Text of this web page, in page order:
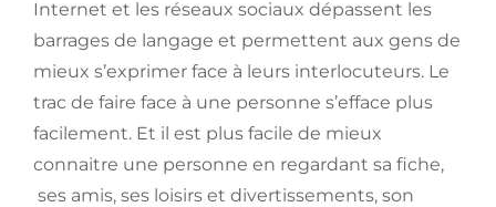
Internet et les réseaux sociaux dépassent les
barrages de langage et permettent aux gens de
mieux s’exprimer face à leurs interlocuteurs. Le
trac de faire face à une personne s’efface plus
facilement. Et il est plus facile de mieux
connaitre une personne en regardant sa fiche,
ses amis, ses loisirs et divertissements, son